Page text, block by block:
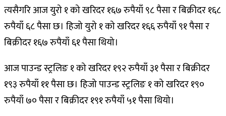
त्यसैगरि आज युरो १ को खरिदर १६७ रुपैयाँ ९८ पैसा र बिक्रीदर १६८
रुपैयाँ ६८ पैसा छ। हिजो युरो १ को खरिदर १६६ रुपैयाँ ९१ पैसा र
बिक्रीदर १६७ रुपैयाँ ६१ पैसा थियो।
आज पाउन्ड स्ट्रलिङ १ को खरिदर १९२ रुपैयाँ ३१ पैसा र बिक्रीदर
१९३ रुपैयाँ ११ पैसा छ। हिजो पाउन्ड स्ट्रलिङ १ को खरिदर १९०
रुपैयाँ ७० पैसा र बिक्रीदर १९१ रुपैयाँ ५१ पैसा थियो।